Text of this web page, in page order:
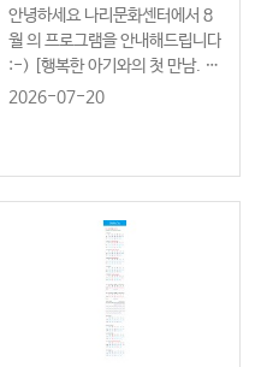
안녕하세요 나리문화센터에서 8
월 의 프로그램을 안내해드립니다
:-) [행복한 아기와의 첫 만남. 나
리문화센터와 함께하세요] ↓ 8
2026-07-20